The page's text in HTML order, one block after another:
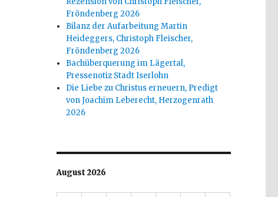
Fröndenberg 2026
Bilanz der Aufarbeitung Martin
Heideggers, Christoph Fleischer,
Fröndenberg 2026
Bachüberquerung im Lägertal,
Pressenotiz Stadt Iserlohn
Die Liebe zu Christus erneuern, Predigt
von Joachim Leberecht, Herzogenrath
2026
August 2026